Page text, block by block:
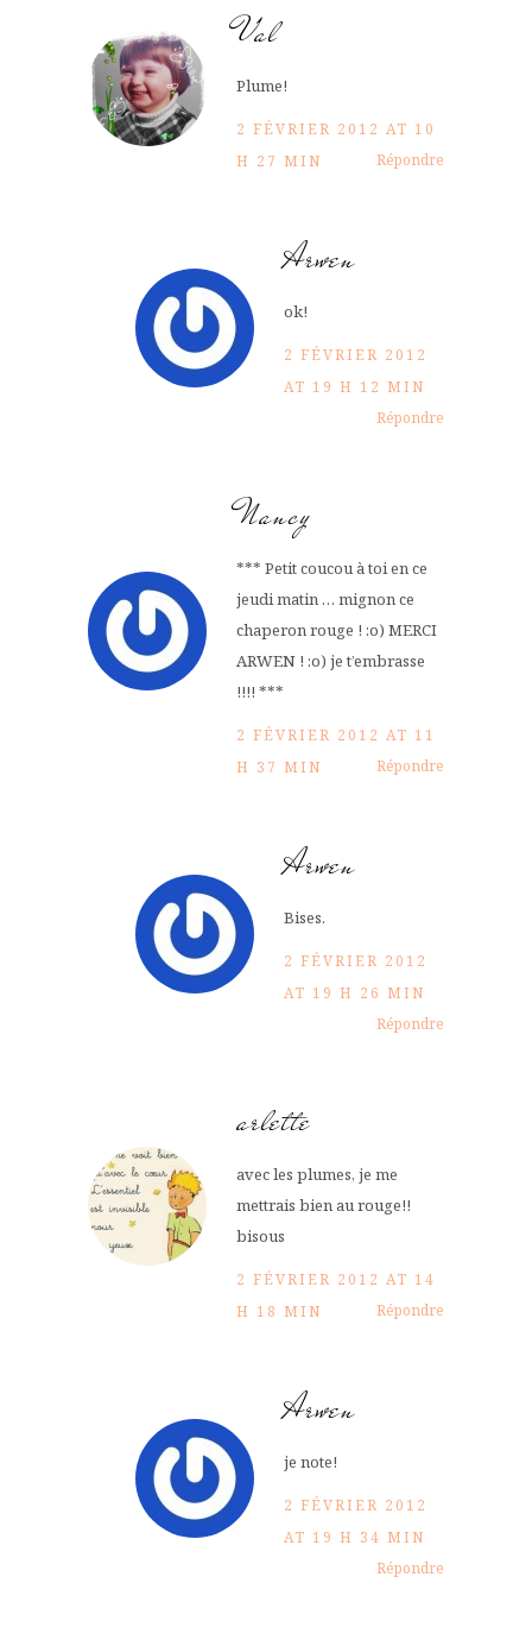
Val
Plume!
2 FÉVRIER 2012 AT 10
H 27 MIN
Répondre
Arwen
ok!
2 FÉVRIER 2012
AT 19 H 12 MIN
Répondre
Nancy
*** Petit coucou à toi en ce
jeudi matin … mignon ce
chaperon rouge ! :o) MERCI
ARWEN ! :o) je t’embrasse
!!!! ***
2 FÉVRIER 2012 AT 11
H 37 MIN
Répondre
Arwen
Bises.
2 FÉVRIER 2012
AT 19 H 26 MIN
Répondre
arlette
avec les plumes, je me
mettrais bien au rouge!!
bisous
2 FÉVRIER 2012 AT 14
H 18 MIN
Répondre
Arwen
je note!
2 FÉVRIER 2012
AT 19 H 34 MIN
Répondre